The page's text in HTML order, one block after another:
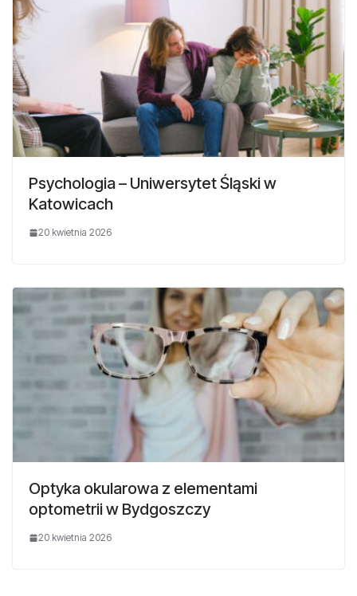
Psychologia – Uniwersytet Śląski w
Katowicach
20 kwietnia 2026
Optyka okularowa z elementami
optometrii w Bydgoszczy
20 kwietnia 2026